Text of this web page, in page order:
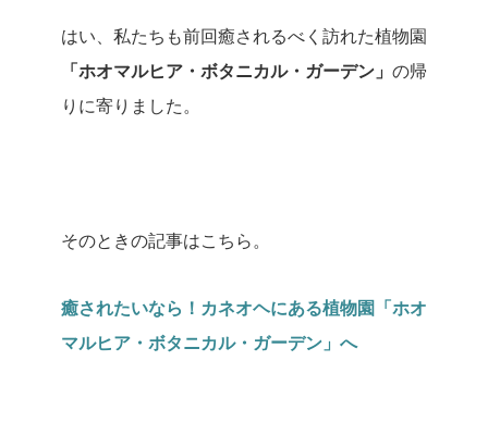
はい、私たちも前回癒されるべく訪れた植物園
「ホオマルヒア・ボタニカル・ガーデン」 の帰
りに寄りました。
そのときの記事はこちら。
癒されたいなら！カネオヘにある植物園「ホオ
マルヒア・ボタニカル・ガーデン」へ